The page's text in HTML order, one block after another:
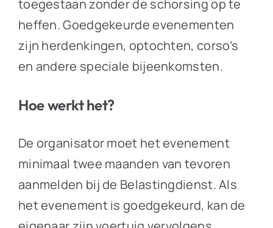
toegestaan zonder de schorsing op te
heffen. Goedgekeurde evenementen
zijn herdenkingen, optochten, corso’s
en andere speciale bijeenkomsten.
Hoe werkt het?
De organisator moet het evenement
minimaal twee maanden van tevoren
aanmelden bij de Belastingdienst. Als
het evenement is goedgekeurd, kan de